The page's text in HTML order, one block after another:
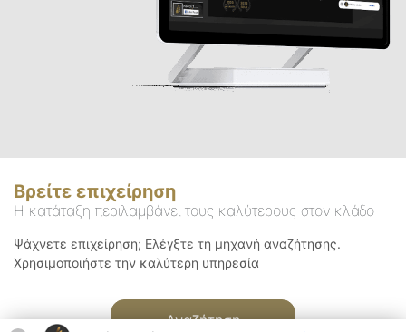
Βρείτε επιχείρηση
Η κατάταξη περιλαμβάνει τους καλύτερους στον κλάδο
Ψάχνετε επιχείρηση; Ελέγξτε τη μηχανή αναζήτησης.
Χρησιμοποιήστε την καλύτερη υπηρεσία
Αναζήτηση